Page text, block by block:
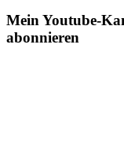
Mein Youtube-
abonnieren